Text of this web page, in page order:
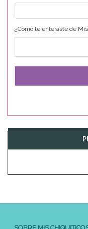
¿Cómo te enteraste de